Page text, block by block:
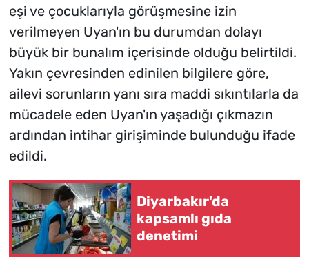
eşi ve çocuklarıyla görüşmesine izin
verilmeyen Uyan'ın bu durumdan dolayı
büyük bir bunalım içerisinde olduğu belirtildi.
Yakın çevresinden edinilen bilgilere göre,
ailevi sorunların yanı sıra maddi sıkıntılarla da
mücadele eden Uyan'ın yaşadığı çıkmazın
ardından intihar girişiminde bulunduğu ifade
edildi.
Diyarbakır'da
kapsamlı gıda
denetimi